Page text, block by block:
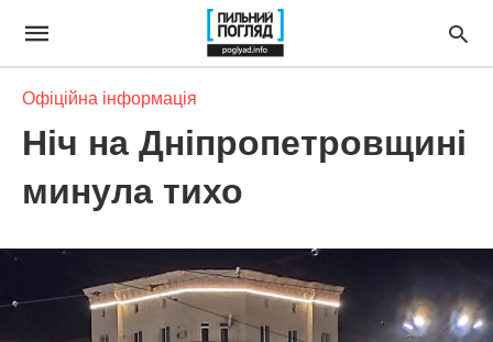
Офіційна інформація
Ніч на Дніпропетровщині
минула тихо